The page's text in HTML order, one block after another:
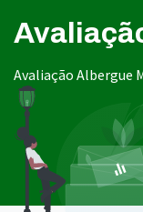
Avaliação Albergue